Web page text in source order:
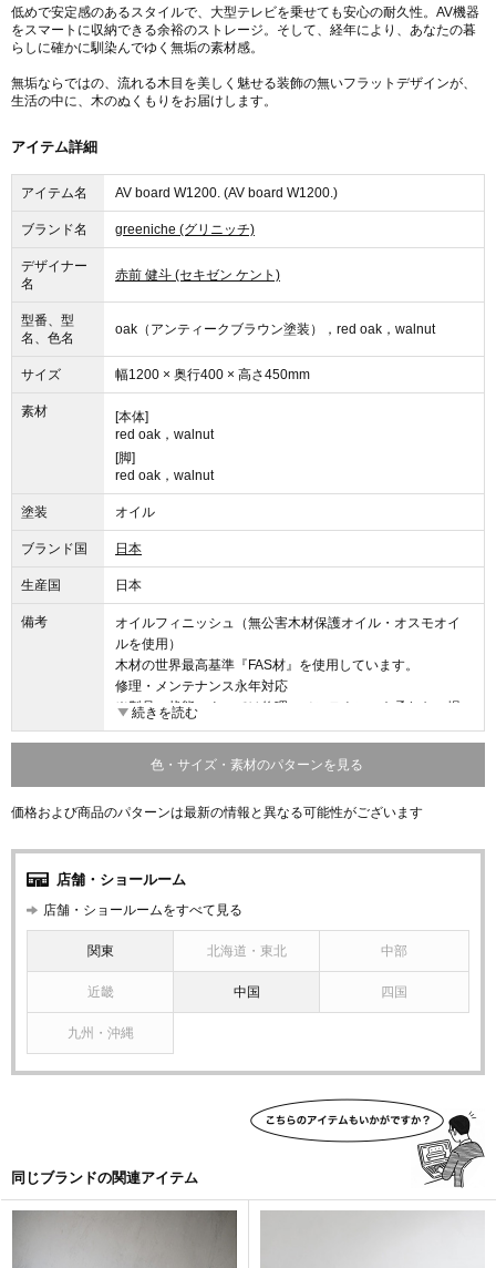
低めで安定感のあるスタイルで、大型テレビを乗せても安心の耐久性。AV機器
をスマートに収納できる余裕のストレージ。そして、経年により、あなたの暮
らしに確かに馴染んでゆく無垢の素材感。
無垢ならではの、流れる木目を美しく魅せる装飾の無いフラットデザインが、
生活の中に、木のぬくもりをお届けします。
アイテム詳細
アイテム名 AV board W1200. (AV board W1200.)
ブランド名 greeniche (グリニッチ)
デザイナー
名
赤前 健斗 (セキゼン ケント)
型番、型
名、色名
oak（アンティークブラウン塗装），red oak，walnut
サイズ 幅1200 × 奥行400 × 高さ450mm
素材
[本体]
red oak，walnut
[脚]
red oak，walnut
塗装 オイル
ブランド国 日本
生産国 日本
備考
オイルフィニッシュ（無公害木材保護オイル・オスモオイ
ルを使用）
木材の世界最高基準『FAS材』を使用しています。
修理・メンテナンス永年対応
※製品の状態によっては修理・メンテナンスを承れない場
合がございます。
続きを読む
色・サイズ・素材のパターンを見る
価格および商品のパターンは最新の情報と異なる可能性がございます
店舗・ショールーム
店舗・ショールームをすべて見る
関東 北海道・東北 中部
近畿 中国 四国
九州・沖縄
同じブランドの関連アイテム